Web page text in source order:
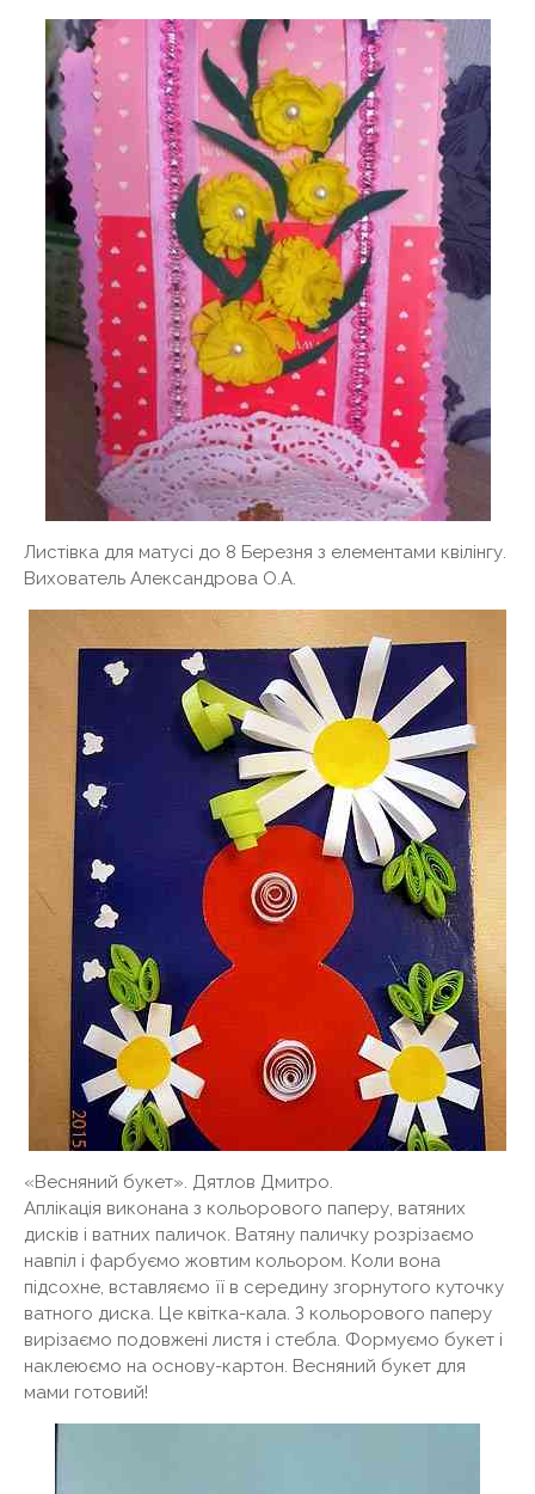
Листівка для матусі до 8 Березня з елементами квілінгу.
Вихователь Александрова О.А.
«Весняний букет». Дятлов Дмитро.
Аплікація виконана з кольорового паперу, ватяних
дисків і ватних паличок. Ватяну паличку розрізаємо
навпіл і фарбуємо жовтим кольором. Коли вона
підсохне, вставляємо її в середину згорнутого куточку
ватного диска. Це квітка-кала. З кольорового паперу
вирізаємо подовжені листя і стебла. Формуємо букет і
наклеюємо на основу-картон. Весняний букет для
мами готовий!